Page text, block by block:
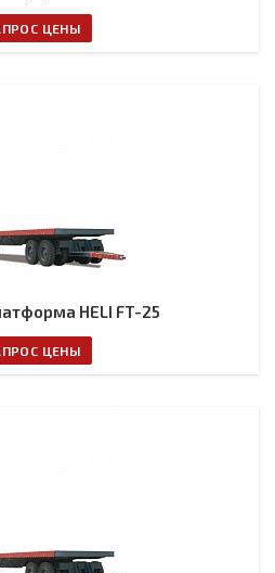
ЦЕНЫ
HELI FT-25
ЦЕНЫ